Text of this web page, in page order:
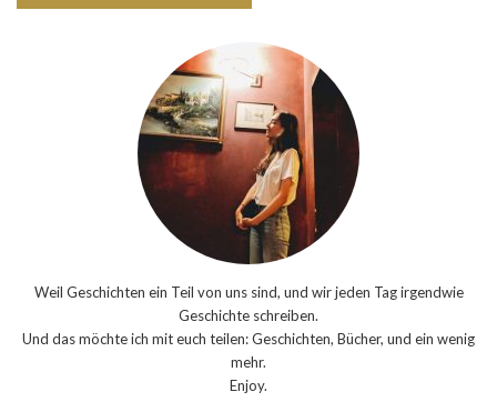
Weil Geschichten ein Teil von uns sind, und wir jeden Tag irgendwie
Geschichte schreiben.
Und das möchte ich mit euch teilen: Geschichten, Bücher, und ein wenig
mehr.
Enjoy.